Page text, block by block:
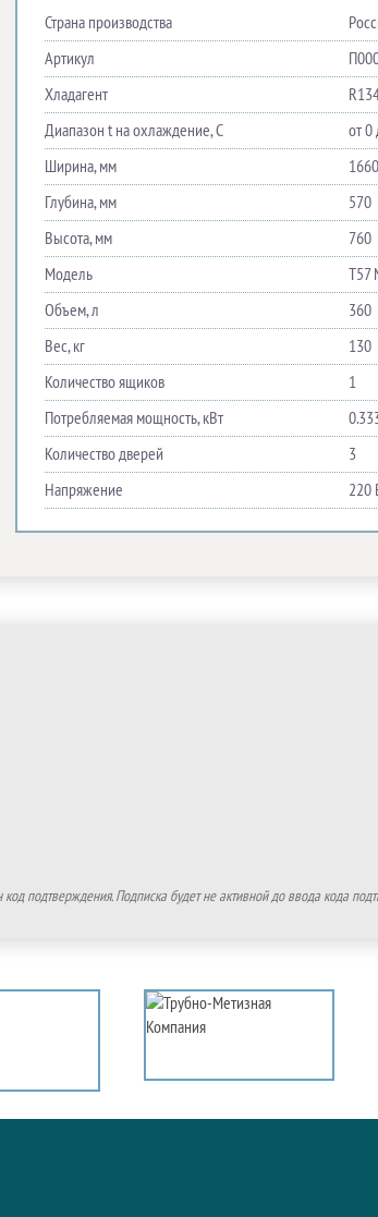
Страна производства
Артикул
Хладагент
Диапазон t на охлаждение, С
от 0
Ширина, мм
1660
Глубина, мм
570
Высота, мм
760
Модель
T57
Объем, л
360
Вес, кг
130
Количество ящиков
1
Потребляемая мощность, кВт
Количество дверей
3
Напряжение
220
подтверждения. Подписка будет не активной до ввода кода